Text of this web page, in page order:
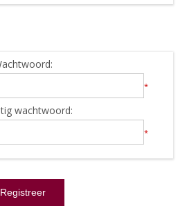
*
wachtwoord:
*